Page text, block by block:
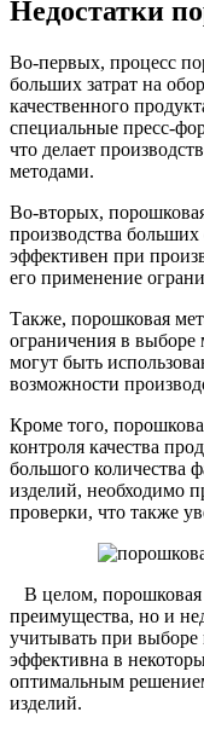
Недостатки
Во-первых, процесс
больших затрат на
качественного
специальные пресс-
что делает
методами.
Во-вторых,
производства
эффективен при
его применение
Также, порошковая
ограничения в выборе
могут быть
возможности
Кроме того,
контроля качества
большого количества
изделий, необходимо
проверки, что также
В целом, порошковая
преимущества, но и
учитывать при
эффективна в
оптимальным
изделий.